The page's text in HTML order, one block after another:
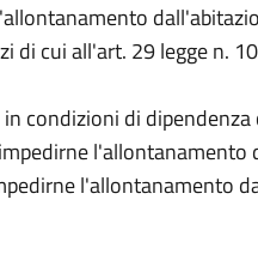
di cui all'art. 29 legge n.
condizioni di
l'allontanamento
l'allontanamento